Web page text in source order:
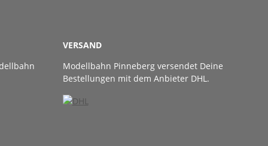
VERSAND
Modellbahn Pinneberg versendet Deine
Bestellungen mit dem Anbieter DHL.